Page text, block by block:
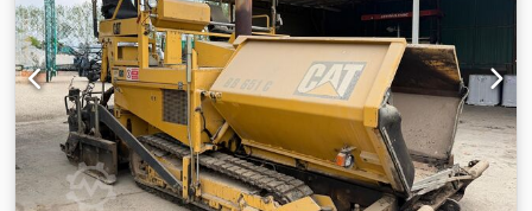
Finanzierungsbeispiel: * Interne Nummer: Aswalt *
Kaufpreis: 134.900,00 ¤ * Anzahlung:
10% * Laufzeit: 60 * Monatliche Rate: 2.095,02 ¤
Restwert: 25.380,00 ¤ Wenn das Angebot
Ihnen zusagt oder dieses nach Ihren Bedürfnissen
anpassen wollen, kontaktieren Sie uns unter Hr. Enchev).
Wir freuen uns auf Ihren Anruf Irrtümer vorbehalten
Gerne nehmen wir Ihr gebrauchtes Fahrzeug in Zahlung.